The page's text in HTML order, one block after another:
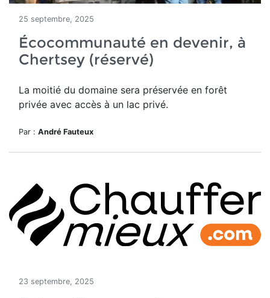
25 septembre, 2025
Écocommunauté en devenir, à
Chertsey (réservé)
La moitié du domaine sera préservée en forêt
privée avec accès à un lac privé.
Par : André Fauteux
23 septembre, 2025